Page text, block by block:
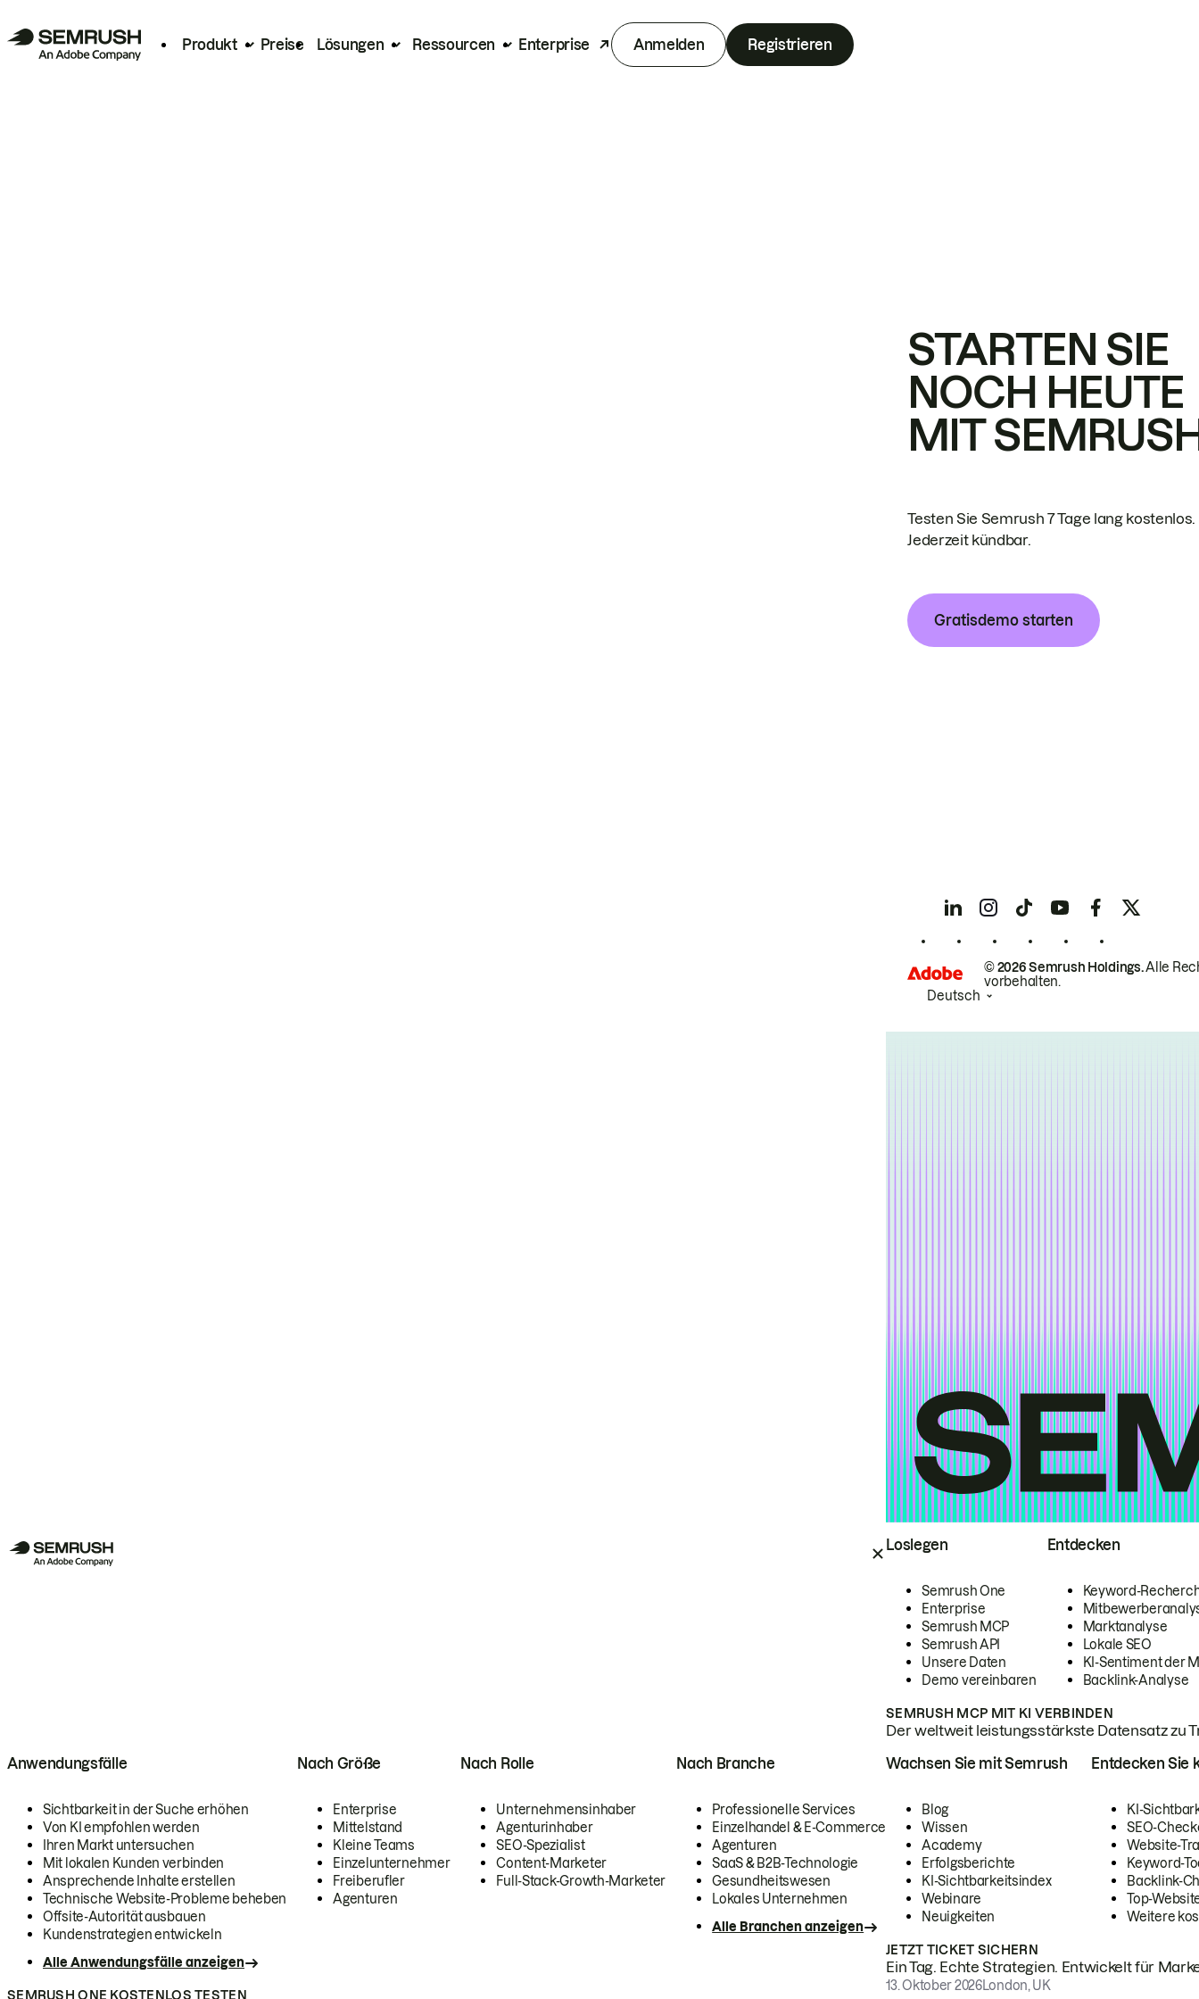
Produkt Preise Lösungen Ressourcen Enterprise Anmelden Registrieren
Loslegen
Semrush One
Enterprise
Semrush MCP
Semrush API
Unsere Daten
Demo vereinbaren
Entdecken
Keyword-
Marktanalyse
Lokale SEO
KI-Sentiment der
Backlink-Analyse
SEMRUSH MCP MIT KI VERBINDEN
Der weltweit leistungsstärkste Datensatz zu
Anwendungsfälle
Sichtbarkeit in der Suche erhöhen
Von KI empfohlen werden
Ihren Markt untersuchen
Mit lokalen Kunden verbinden
Ansprechende Inhalte erstellen
Technische Website-Probleme beheben
Offsite-Autorität ausbauen
Kundenstrategien entwickeln
Alle Anwendungsfälle anzeigen
Nach Größe
Enterprise
Mittelstand
Kleine Teams
Einzelunternehmer
Freiberufler
Agenturen
Nach Rolle
Unternehmensinhaber
Agenturinhaber
SEO-Spezialist
Content-Marketer
Full-Stack-Growth-Marketer
Nach Branche
Professionelle Services
Einzelhandel & E-Commerce
Agenturen
SaaS & B2B-Technologie
Gesundheitswesen
Lokales Unternehmen
Alle Branchen anzeigen
SEMRUSH ONE KOSTENLOS TESTEN
Wachsen Sie mit Semrush
Blog
Wissen
Academy
Erfolgsberichte
KI-Sichtbarkeitsindex
Webinare
Neuigkeiten
Entdecken Sie
KI-
SEO-
Website-
Keyword-
Backlink-
Top-
Weitere
JETZT TICKET SICHERN
Ein Tag. Echte Strategien. Entwickelt für
13. Oktober 2026London, UK
STARTEN SIE
NOCH HEUTE
MIT
Testen Sie Semrush 7 Tage lang kostenlos.
Jederzeit kündbar.
Gratisdemo starten
© 2026 Semrush Holdings.Alle
vorbehalten.
Deutsch